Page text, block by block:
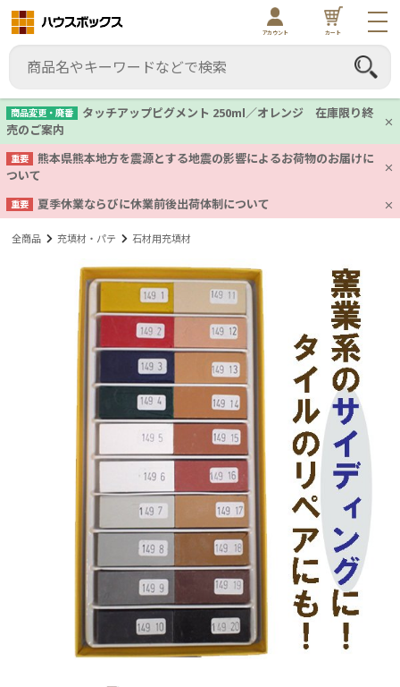
商品変更・廃番
タッチアップピグメント 250ml／オレンジ 在庫限り終
売のご案内
重要
熊本県熊本地方を震源とする地震の影響によるお荷物のお届けに
ついて
重要 夏季休業ならびに休業前後出荷体制について
アカウント カート
全商品 充填材・パテ 石材用充填材